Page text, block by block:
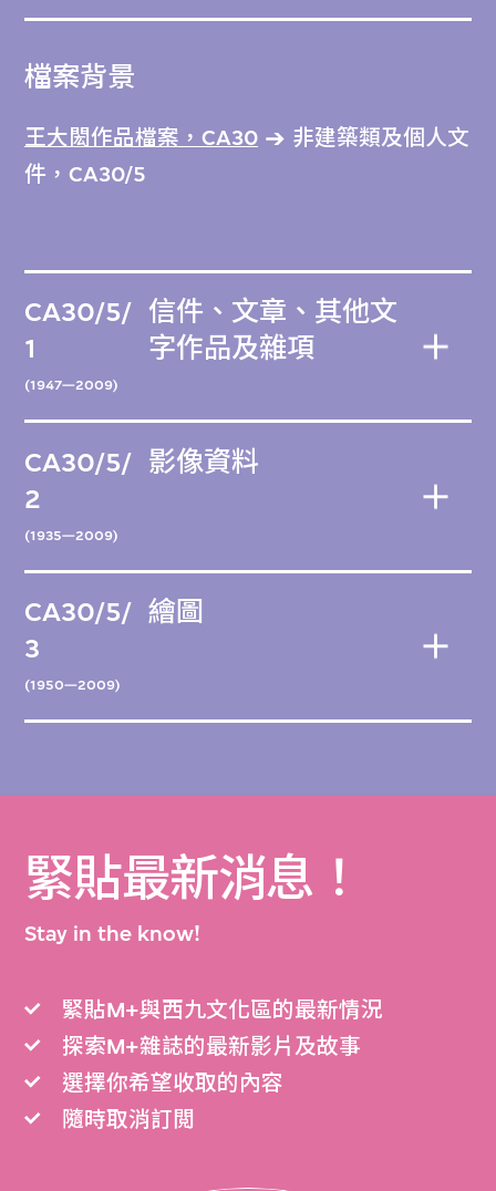
檔案背景
王大閎作品檔案，CA30
非建築類及個人文
件，CA30/5
CA30/5/
1
(1947—2009)
信件、文章、其他文
字作品及雜項
CA30/5/
2
(1935—2009)
影像資料
CA30/5/
3
(1950—2009)
繪圖
緊貼最新消息！
Stay in the know!
緊貼M+與西九文化區的最新情況
探索M+雜誌的最新影片及故事
選擇你希望收取的內容
隨時取消訂閲